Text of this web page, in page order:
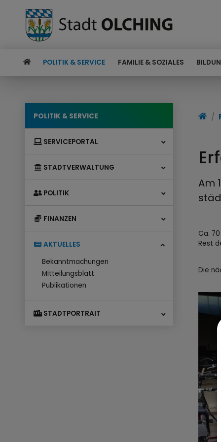
POLITIK & SERVICE FAMILIE & SOZIALES
POLITIK & SERVICE
SERVICEPORTAL
STADTVERWALTUNG
POLITIK
FINANZEN
AKTUELLES
Bekanntmachungen
Mitteilungsblatt
Publikationen
STADTPORTRAIT
Am
Ca.
Rest
Die